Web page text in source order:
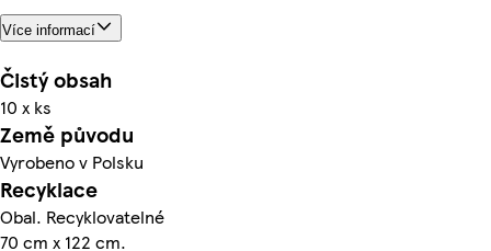
Více informací
Čistý obsah
10 x ks
Země původu
Vyrobeno v Polsku
Recyklace
Obal. Recyklovatelné
70 cm x 122 cm.